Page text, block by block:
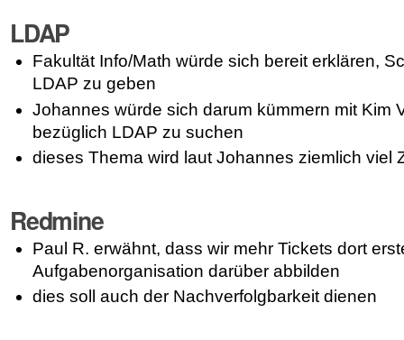
LDAP
Fakultät Info/Math würde sich bereit erklären,
LDAP zu geben
Johannes würde sich darum kümmern mit Kim
bezüglich LDAP zu suchen
dieses Thema wird laut Johannes ziemlich viel
Redmine
Paul R. erwähnt, dass wir mehr Tickets dort
Aufgabenorganisation darüber abbilden
dies soll auch der Nachverfolgbarkeit dienen